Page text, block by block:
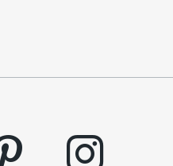
instagram